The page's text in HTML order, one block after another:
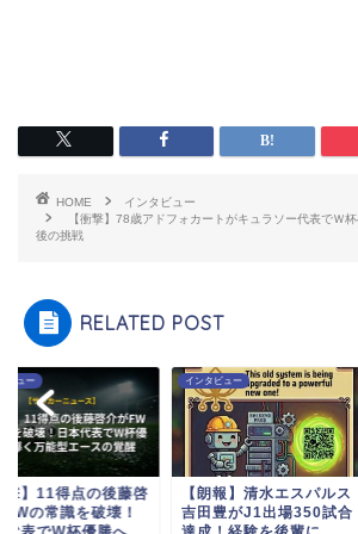
HOME
インタビュー
【衝撃】78歳アドフォカートがキュラソー代表でＷ
後の挑戦
RELATED POST
ビュー
撃】11得点の後藤啓
FWの常識を破壊！
インタビュー
【朗報】清水エスパルス
吉田豊がJ1出場350試合